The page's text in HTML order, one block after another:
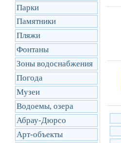
Парки
Памятники
Пляжи
Фонтаны
Зоны водоснабжения
Погода
Музеи
Водоемы, озера
Абрау-Дюрсо
Арт-объекты